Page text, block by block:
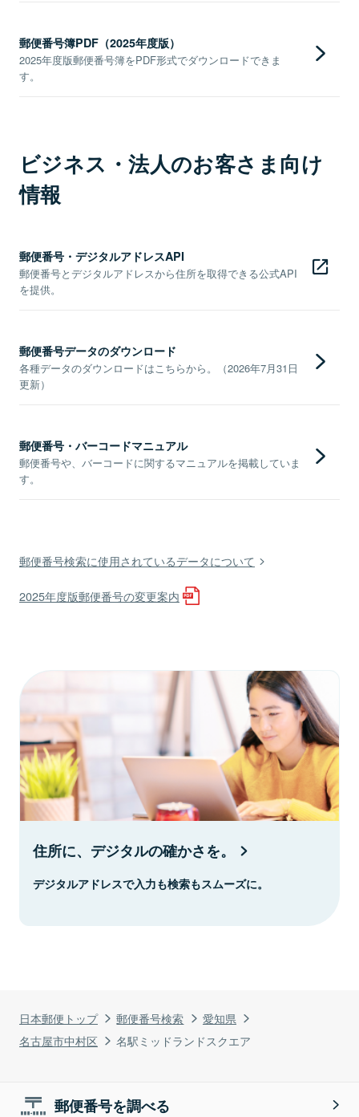
日本郵便トップ 郵便番号検索
愛知県
名古屋市中村区
名駅ミッドランドスクエア
郵便番号簿PDF（2025年度版）
2025年度版郵便番号簿をPDF形式でダウンロードできま
す。
ビジネス・法人のお客さま向け
情報
郵便番号・デジタルアドレスAPI
郵便番号とデジタルアドレスから住所を取得できる公式API
を提供。
郵便番号データのダウンロード
各種データのダウンロードはこちらから。（2026年7月31日
更新）
郵便番号・バーコードマニュアル
郵便番号や、バーコードに関するマニュアルを掲載していま
す。
郵便番号検索に使用されているデータについて
2025年度版郵便番号の変更案内
住所に、デジタルの確かさを。
デジタルアドレスで入力も検索もスムーズに。
郵便番号を調べる